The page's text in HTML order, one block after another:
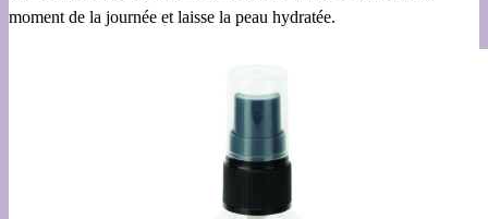
moment de la journée et laisse la peau hydratée.